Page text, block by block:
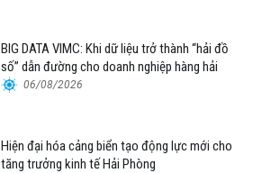
BIG DATA VIMC: Khi dữ liệu trở thành “hải đồ
số” dẫn đường cho doanh nghiệp hàng hải
06/08/2026
Hiện đại hóa cảng biển tạo động lực mới cho
tăng trưởng kinh tế Hải Phòng